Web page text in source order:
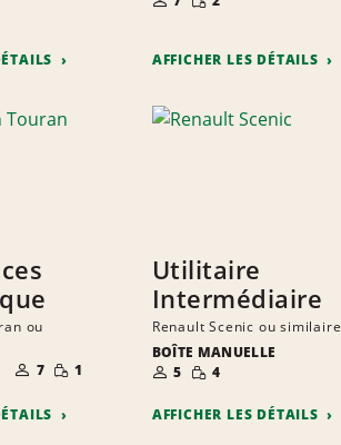
PERSONNES
QUANTITÉ
AFFICHER LES DÉTAILS
ou
NOMBRE DE
PERSONNES
7 PETITE
QUANTITÉ
1
Utilitaire
Intermédiaire
Renault Scenic ou similaire
BOÎTE MANUELLE
NOMBRE DE
PERSONNES
5 PETITE
QUANTITÉ
4
AFFICHER LES DÉTAILS